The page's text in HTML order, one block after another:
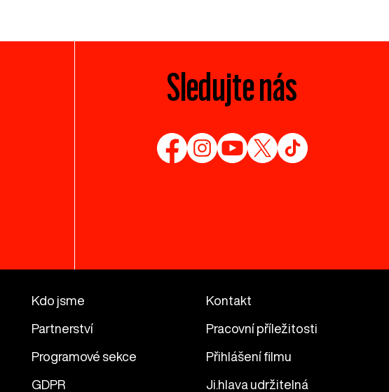
Sledujte nás
Kdo jsme Kontakt
Partnerství Pracovní příležitosti
Programové sekce Přihlášení filmu
GDPR Ji.hlava udržitelná